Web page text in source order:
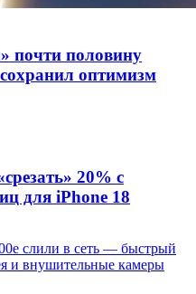
почти половину
сохранил оптимизм
20% с
для iPhone 18